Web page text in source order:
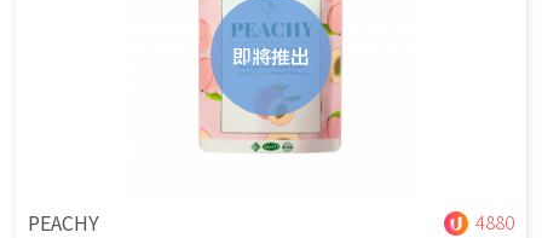
即將推出
PEACHY 4880